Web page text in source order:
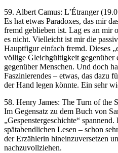
59. Albert Camus: L’Étranger
Es hat etwas Paradoxes, das mir
fremd geblieben ist. Lag es an mir
es nicht. Vielleicht ist mir die
Hauptfigur einfach fremd. Dieses
völlige Gleichgültigkeit gegenüber
gegenüber Menschen. Und doch
Faszinierendes – etwas, das dazu
der Hand legen könnte. Ein sehr
58. Henry James: The Turn of the
Im Gegensatz zu dem Buch von
„Gespenstergeschichte“
spätabendlichen Lesen – schon
der Erzählerin hineinzuversetzen
nachzuvollziehen.